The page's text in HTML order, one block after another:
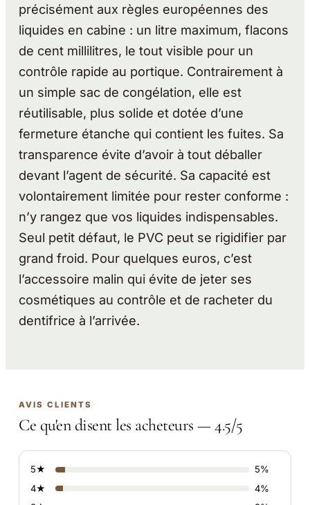
précisément aux règles européennes des
liquides en cabine : un litre maximum, flacons
de cent millilitres, le tout visible pour un
contrôle rapide au portique. Contrairement à
un simple sac de congélation, elle est
réutilisable, plus solide et dotée d’une
fermeture étanche qui contient les fuites. Sa
transparence évite d’avoir à tout déballer
devant l’agent de sécurité. Sa capacité est
volontairement limitée pour rester conforme :
n’y rangez que vos liquides indispensables.
Seul petit défaut, le PVC peut se rigidifier par
grand froid. Pour quelques euros, c’est
l’accessoire malin qui évite de jeter ses
cosmétiques au contrôle et de racheter du
dentifrice à l’arrivée.
AVIS CLIENTS
Ce qu'en disent les acheteurs — 4.5/5
5★
5%
4★
4%